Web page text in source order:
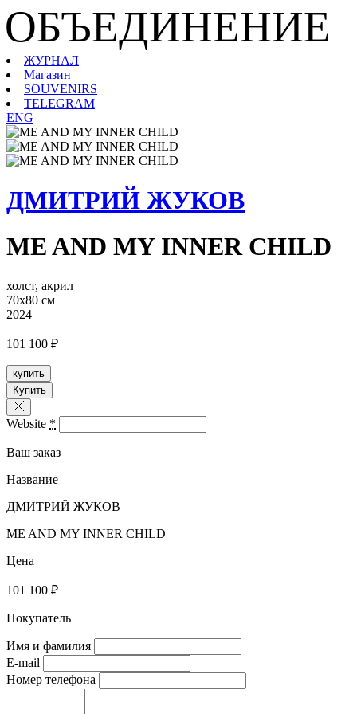
ОБЪЕДИНЕНИЕ
ЖУРНАЛ
Магазин
SOUVENIRS
TELEGRAM
ENG
ДМИТРИЙ ЖУКОВ
ME AND MY INNER CHILD
холст, акрил
70х80 см
2024
101 100 ₽
купить
Купить
Website *
Ваш заказ
Название
ДМИТРИЙ ЖУКОВ
ME AND MY INNER CHILD
Цена
101 100 ₽
Покупатель
Имя и фамилия
E-mail
Номер телефона